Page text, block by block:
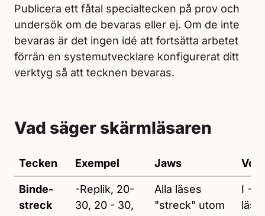
Publicera ett fåtal specialtecken på prov och
undersök om de bevaras eller ej. Om de inte
bevaras är det ingen idé att fortsätta arbetet
förrän en systemutvecklare konfigurerat ditt
verktyg så att tecknen bevaras.
Vad säger skärmläsaren
Tecken Exempel Jaws
Binde­
streck
-Replik, 20-
30, 20 - 30,
Alla läses
"streck" utom
I -